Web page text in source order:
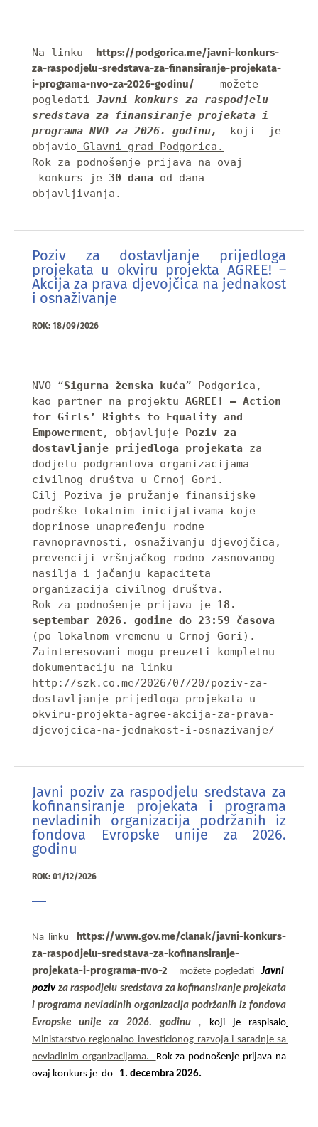
Na linku https://podgorica.me/javni-konkurs-
za-raspodjelu-sredstava-za-finansiranje-projekata-
i-programa-nvo-za-2026-godinu/ možete
pogledati Javni konkurs za raspodjelu
sredstava za finansiranje projekata i
programa NVO za 2026. godinu,
koji  je
objavio Glavni grad Podgorica.
Rok za podnošenje prijava na ovaj
konkurs je 30 dana od dana
objavljivanja.
Poziv za dostavljanje prijedloga
projekata u okviru projekta AGREE! –
Akcija za prava djevojčica na jednakost
i osnaživanje
ROK: 18/09/2026
NVO “Sigurna ženska kuća” Podgorica,
kao partner na projektu AGREE! – Action
for Girls’ Rights to Equality and
Empowerment , objavljuje Poziv za
dostavljanje prijedloga projekata za
dodjelu podgrantova organizacijama
civilnog društva u Crnoj Gori.
Cilj Poziva je pružanje finansijske
podrške lokalnim inicijativama koje
doprinose unapređenju rodne
ravnopravnosti, osnaživanju djevojčica,
prevenciji vršnjačkog rodno zasnovanog
nasilja i jačanju kapaciteta
organizacija civilnog društva.
Rok za podnošenje prijava je 18.
septembar 2026. godine do 23:59 časova
(po lokalnom vremenu u Crnoj Gori).
Zainteresovani mogu preuzeti kompletnu
dokumentaciju na linku
http://szk.co.me/2026/07/20/poziv-za-
dostavljanje-prijedloga-projekata-u-
okviru-projekta-agree-akcija-za-prava-
djevojcica-na-jednakost-i-osnazivanje/
Javni poziv za raspodjelu sredstava za
kofinansiranje projekata i programa
nevladinih organizacija podržanih iz
fondova Evropske unije za 2026.
godinu
ROK: 01/12/2026
Na linku
https://www.gov.me/clanak/javni-konkurs-
za-raspodjelu-sredstava-za-kofinansiranje-
projekata-i-programa-nvo-2
možete pogledati
Javni
poziv za raspodjelu sredstava za kofinansiranje projekata
i programa nevladinih organizacija podržanih iz fondova
Evropske unije za 2026. godinu
, koji je raspisalo
Ministarstvo regionalno-investicionog razvoja i saradnje sa
nevladinim organizacijama. Rok za podnošenje prijava na
ovaj konkurs je  do
1. decembra 2026.